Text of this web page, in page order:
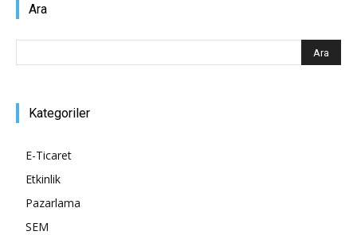
Ara
Kategoriler
E-Ticaret
Etkinlik
Pazarlama
SEM